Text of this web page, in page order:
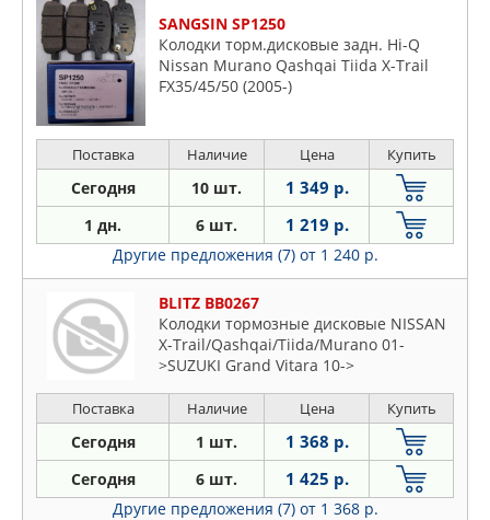
SANGSIN SP1250
Колодки торм.дисковые задн. Hi-Q
Nissan Murano Qashqai Tiida X-Trail
FX35/45/50 (2005-)
Поставка Наличие Цена Купить
Сегодня 10 шт. 1 349 р.
1 дн. 6 шт. 1 219 р.
Другие предложения (7) от 1 240 р.
BLITZ BB0267
Колодки тормозные дисковые NISSAN
X-Trail/Qashqai/Tiida/Murano 01-
>SUZUKI Grand Vitara 10->
Поставка Наличие Цена Купить
Сегодня 1 шт. 1 368 р.
Сегодня 6 шт. 1 425 р.
Другие предложения (7) от 1 368 р.